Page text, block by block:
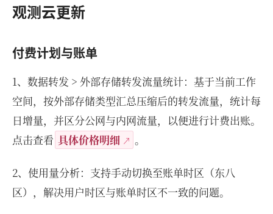
观测云更新
付费计划与账单
1、数据转发 > 外部存储转发流量统计：基于当前工作
空间，按外部存储类型汇总压缩后的转发流量，统计每
日增量，并区分公网与内网流量，以便进行计费出账。
点击查看 具体价格明细 。
2、使用量分析：支持手动切换至账单时区（东八
区），解决用户时区与账单时区不一致的问题。